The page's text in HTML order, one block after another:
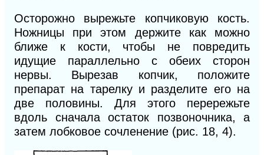
Осторожно вырежьте копчиковую кость.
Ножницы при этом держите как можно
ближе к кости, чтобы не повредить
идущие параллельно с обеих сторон
нервы. Вырезав копчик, положите
препарат на тарелку и разделите его на
две половины. Для этого перережьте
вдоль сначала остаток позвоночника, а
затем лобковое сочленение (рис. 18, 4).